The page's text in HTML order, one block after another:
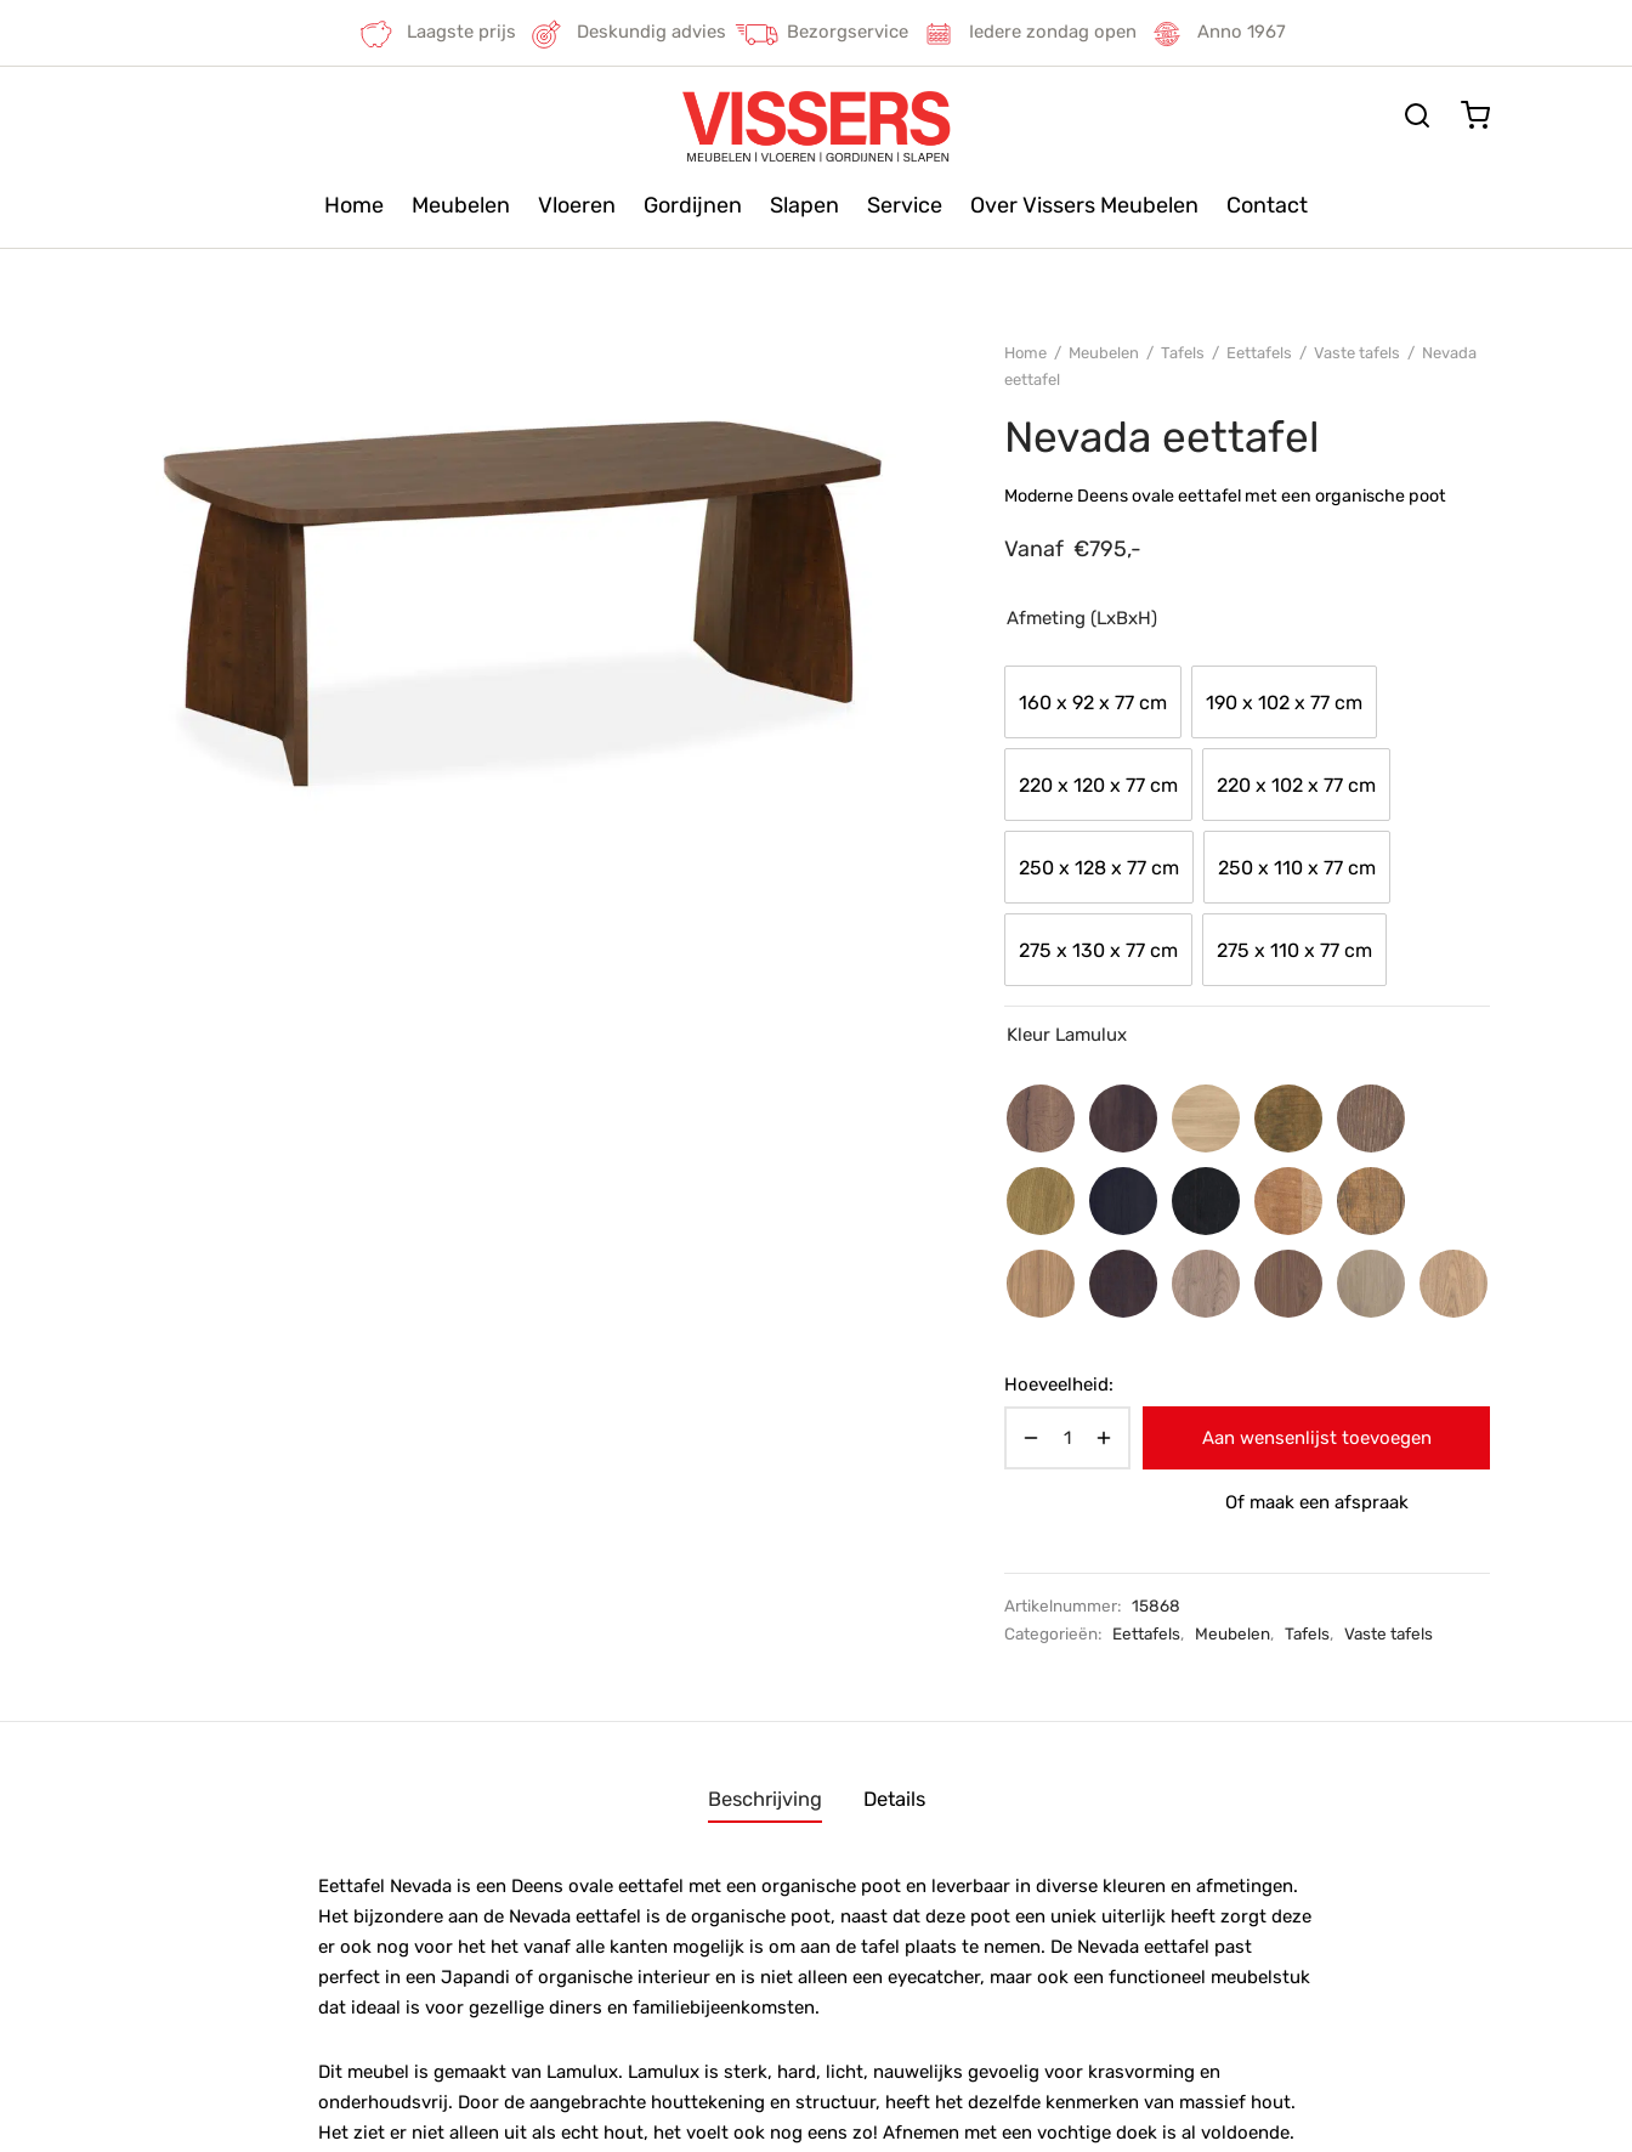
Laagste prijs Deskundig advies Bezorgservice Iedere zondag open Anno 1967
Home Meubelen Vloeren Gordijnen Slapen Service Over Vissers Meubelen Contact
Home / Meubelen / Tafels / Eettafels / Vaste tafels / Nevada
eettafel
Nevada eettafel
Moderne Deens ovale eettafel met een organische poot
Vanaf €795,-
Afmeting (LxBxH)
160 x 92 x 77 cm 190 x 102 x 77 cm
220 x 120 x 77 cm 220 x 102 x 77 cm
250 x 128 x 77 cm 250 x 110 x 77 cm
275 x 130 x 77 cm 275 x 110 x 77 cm
Kleur Lamulux
Hoeveelheid:
Aan wensenlijst toevoegen
Of maak een afspraak
Artikelnummer: 15868
Categorieën:
Eettafels, Meubelen, Tafels, Vaste tafels
Beschrijving Details
Eettafel Nevada is een Deens ovale eettafel met een organische poot en leverbaar in diverse kleuren en afmetingen.
Het bijzondere aan de Nevada eettafel is de organische poot, naast dat deze poot een uniek uiterlijk heeft zorgt deze
er ook nog voor het het vanaf alle kanten mogelijk is om aan de tafel plaats te nemen. De Nevada eettafel past
perfect in een Japandi of organische interieur en is niet alleen een eyecatcher, maar ook een functioneel meubelstuk
dat ideaal is voor gezellige diners en familiebijeenkomsten.
Dit meubel is gemaakt van Lamulux. Lamulux is sterk, hard, licht, nauwelijks gevoelig voor krasvorming en
onderhoudsvrij. Door de aangebrachte houttekening en structuur, heeft het dezelfde kenmerken van massief hout.
Het ziet er niet alleen uit als echt hout, het voelt ook nog eens zo! Afnemen met een vochtige doek is al voldoende.